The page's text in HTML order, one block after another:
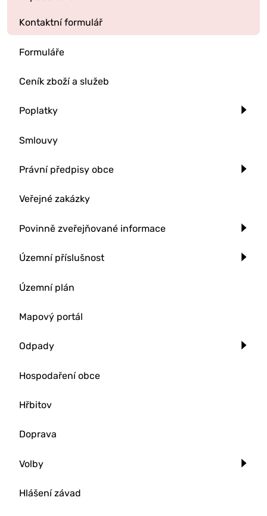
Kontaktní formulář
Formuláře
Ceník zboží a služeb
Poplatky
Smlouvy
Právní předpisy obce
Veřejné zakázky
Povinně zveřejňované informace
Územní příslušnost
Územní plán
Mapový portál
Odpady
Hospodaření obce
Hřbitov
Doprava
Volby
Hlášení závad